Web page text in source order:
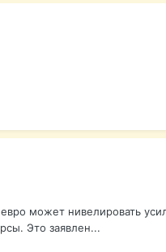
может нивелировать
Это заявлен...